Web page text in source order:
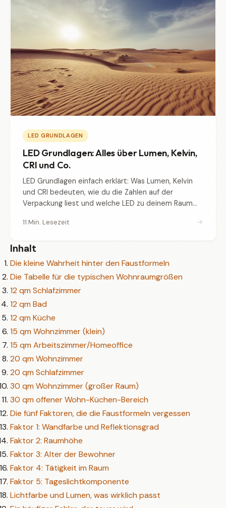
LED GRUNDLAGEN
LED Grundlagen: Alles über Lumen, Kelvin,
CRI und Co.
LED Grundlagen einfach erklärt: Was Lumen, Kelvin
und CRI bedeuten, wie du die Zahlen auf der
Verpackung liest und welche LED zu deinem Raum
11 Min. Lesezeit →
Inhalt
Die kleine Wahrheit hinter den Faustformeln
Die Tabelle für die typischen Wohnraumgrößen
12 qm Schlafzimmer
12 qm Bad
12 qm Küche
15 qm Wohnzimmer (klein)
15 qm Arbeitszimmer/Homeoffice
20 qm Wohnzimmer
20 qm Schlafzimmer
30 qm Wohnzimmer (großer Raum)
30 qm offener Wohn-Küchen-Bereich
Die fünf Faktoren, die die Faustformeln vergessen
Faktor 1: Wandfarbe und Reflektionsgrad
Faktor 2: Raumhöhe
Faktor 3: Alter der Bewohner
Faktor 4: Tätigkeit im Raum
Faktor 5: Tageslichtkomponente
Lichtfarbe und Lumen, was wirklich passt